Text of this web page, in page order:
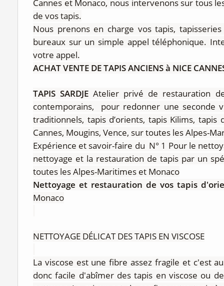
Cannes et Monaco, nous intervenons sur tous
de vos tapis.
Nous prenons en charge vos tapis,
bureaux sur un simple appel téléphonique.
votre appel.
ACHAT VENTE DE TAPIS ANCIENS à NICE
TAPIS SARDJE Atelier privé de restauration
contemporains, pour redonner une seconde
traditionnels, tapis d’orients, tapis Kilims,
Cannes, Mougins, Vence, sur toutes les Alpes-
Expérience et savoir-faire du N° 1 Pour le
nettoyage et la restauration de tapis par un
toutes les Alpes-Maritimes et Monaco
Nettoyage et restauration de vos tapis
Monaco
NETTOYAGE DÉLICAT DES TAPIS EN VISCOSE
La viscose est une fibre assez fragile et c'est
donc facile d'abîmer des tapis en viscose ou